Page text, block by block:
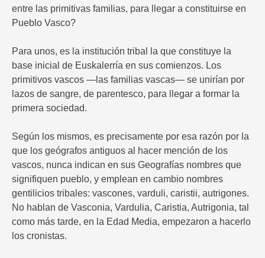
entre las primitivas familias, para llegar a constituirse en
Pueblo Vasco?
Para unos, es la institución tribal la que constituye la
base inicial de Euskalerría en sus comienzos. Los
primitivos vascos —las familias vascas— se unirían por
lazos de sangre, de parentesco, para llegar a formar la
primera sociedad.
Según los mismos, es precisamente por esa razón por la
que los geógrafos antiguos al hacer mención de los
vascos, nunca indican en sus Geografías nombres que
signifiquen pueblo, y emplean en cambio nombres
gentilicios tribales: vascones, varduli, caristii, autrigones.
No hablan de Vasconia, Vardulia, Caristia, Autrigonia, tal
como más tarde, en la Edad Media, empezaron a hacerlo
los cronistas.